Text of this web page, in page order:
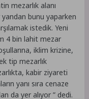
mezarlık alanı
yandan bunu yaparken
istedik. Yeni
4 bin lahit mezar
iklim krizine,
tip mezarlık
kabir ziyareti
yanı sıra cenaze
da yer alıyor ” dedi.